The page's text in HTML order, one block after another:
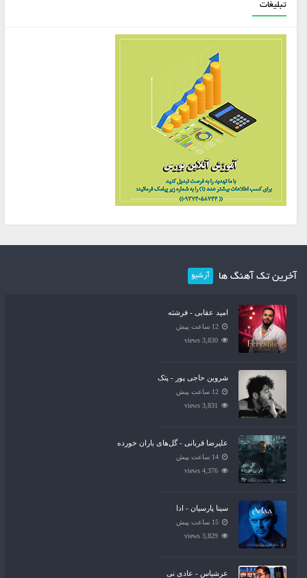
تبلیغات
آخرین تک آهنگ ها آرشیو
امید عقابی - فرشته
12 ساعت پیش
3,830 views
شروین حاجی پور - پتک
12 ساعت پیش
3,831 views
علیرضا قربانی - گل‌های باران خورده
14 ساعت پیش
4,376 views
سینا پارسیان - ادا
15 ساعت پیش
3,829 views
عرشیاس - عادی نی